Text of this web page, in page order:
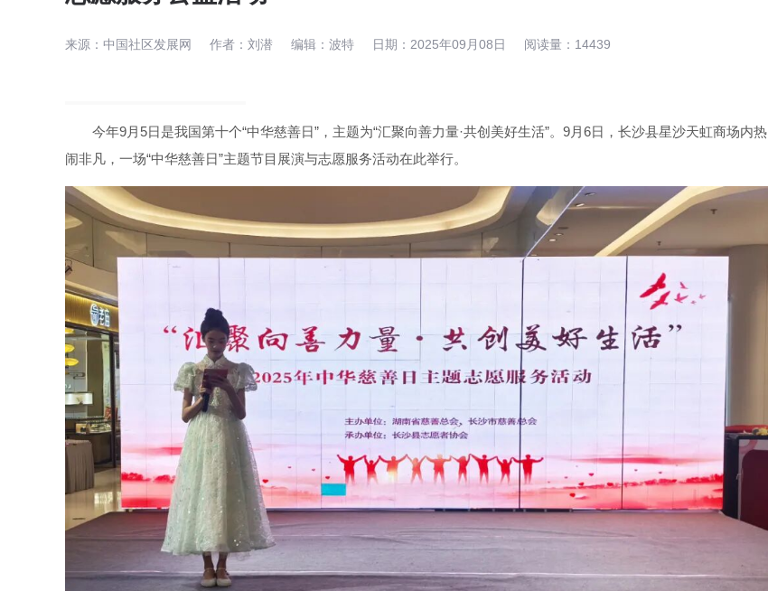
来源： 中国社区发展网 作者： 刘潜 编辑： 波特 日期： 2025年09月08日 阅读量： 14439
今年9月5日是我国第十个“中华慈善日”，主题为“汇聚向善力量·共创美好生活”。9月6日，长沙县星沙天虹商场内热
闹非凡，一场“中华慈善日”主题节目展演与志愿服务活动在此举行。